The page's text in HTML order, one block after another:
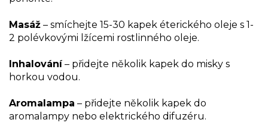
Masáž – smíchejte 15-30 kapek éterického oleje s 1-
2 polévkovými lžícemi rostlinného oleje.
Inhalování– přidejte několik kapek do misky s
horkou vodou.
Aromalampa – přidejte několik kapek do
aromalampy nebo elektrického difuzéru.